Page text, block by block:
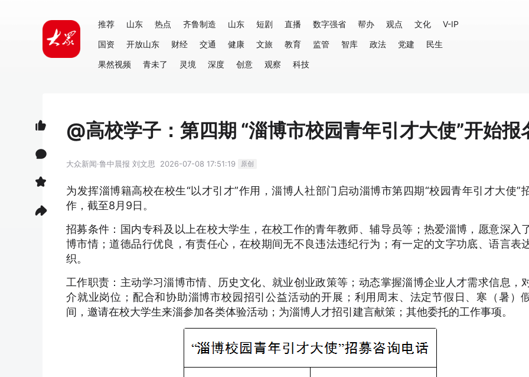
推荐 山东 热点 齐鲁制造 山东 短剧 直播 数字强省 帮办 观点 文化
V-IP
国资
开放山东 财经 交通 健康 文旅 教育 监管 智库 政法 党建
民生
果然视频
青未了 灵境 深度 创意 观察 科技
@高校学子：第四期 “淄博市校园青年引才大使”开始报
大众新闻·鲁中晨报 刘文思 2026-07-08 17:51:19 原创
为发挥淄博籍高校在校生“以才引才”作用，淄博人社部门启动淄博市第四期“校园青年引才大使”
作，截至8月9日。
招募条件：国内专科及以上在校大学生，在校工作的青年教师、辅导员等；热爱淄博，愿意深入
博市情；道德品行优良，有责任心，在校期间无不良违法违纪行为；有一定的文字功底、语言表
织。
工作职责：主动学习淄博市情、历史文化、就业创业政策等；动态掌握淄博企业人才需求信息，
介就业岗位；配合和协助淄博市校园招引公益活动的开展；利用周末、法定节假日、寒（暑）
间，邀请在校大学生来淄参加各类体验活动；为淄博人才招引建言献策；其他委托的工作事项。